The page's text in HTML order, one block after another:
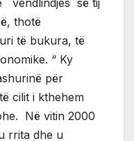
thotë
të bukura, të
“ Ky
për
cilit i kthehem
Në vitin 2000
rrita dhe u